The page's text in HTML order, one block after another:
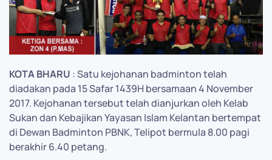
KOTA BHARU : Satu kejohanan badminton telah
diadakan pada 15 Safar 1439H bersamaan 4 November
2017. Kejohanan tersebut telah dianjurkan oleh Kelab
Sukan dan Kebajikan Yayasan Islam Kelantan bertempat
di Dewan Badminton PBNK, Telipot bermula 8.00 pagi
berakhir 6.40 petang.